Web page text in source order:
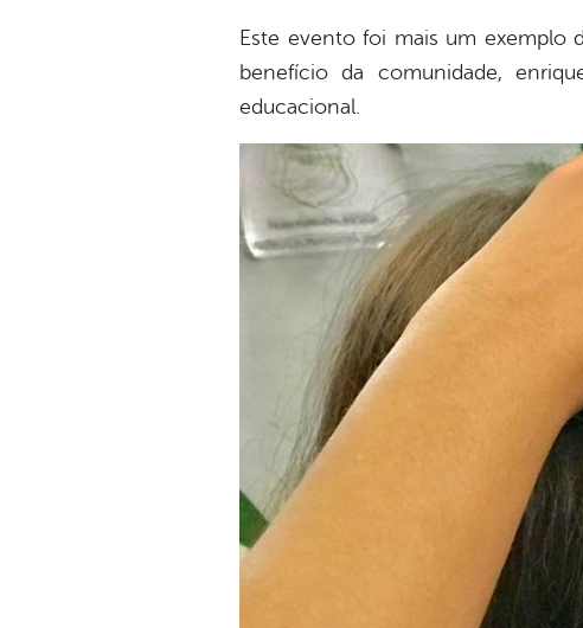
Este evento foi mais um exemplo
benefício da comunidade,
educacional.